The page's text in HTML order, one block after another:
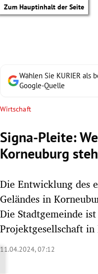
Zum Hauptinhalt der Seite
Untermenü
Untermenü
Untermenü
Wählen Sie KURIER als
Google-Quelle
Wirtschaft
Signa-Pleite:
Korneuburg
Die Entwicklung des
Geländes in
Die Stadtgemeinde
Projektgesellschaft
11.04.2024, 07:12